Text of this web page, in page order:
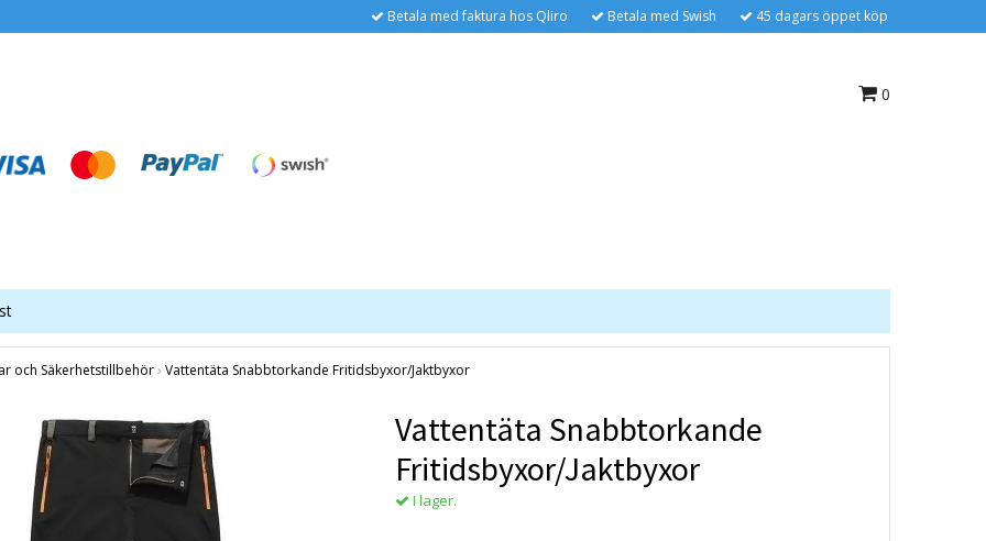
Betala med faktura hos Qliro Betala med Swish 45 dagars öppet köp
0
och Säkerhetstillbehör› Vattentäta Snabbtorkande Fritidsbyxor/Jaktbyxor
Vattentäta Snabbtorkande
Fritidsbyxor/Jaktbyxor
I lager.